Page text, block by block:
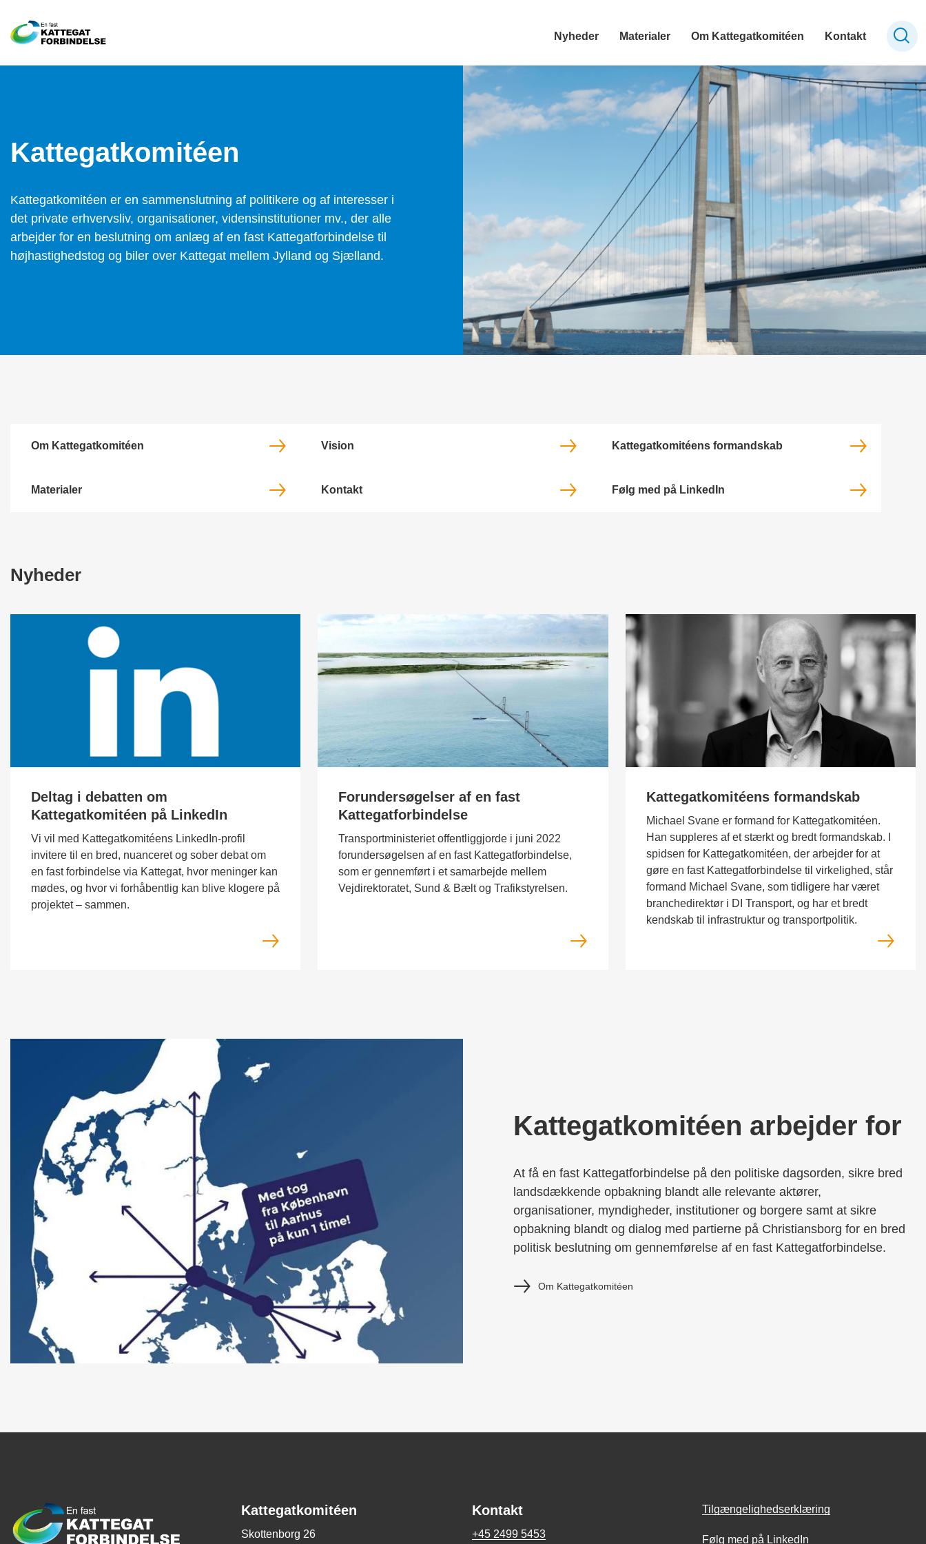
Nyheder Materialer Om Kattegatkomitéen Kontakt
Kattegatkomitéen
Kattegatkomitéen er en sammenslutning af politikere og af interesser i
det private erhvervsliv, organisationer, vidensinstitutioner mv., der alle
arbejder for en beslutning om anlæg af en fast Kattegatforbindelse til
højhastighedstog og biler over Kattegat mellem Jylland og Sjælland.
Om Kattegatkomitéen Vision Kattegatkomitéens formandskab
Materialer Kontakt Følg med på LinkedIn
Nyheder
Deltag i debatten om
Kattegatkomitéen på LinkedIn
Vi vil med Kattegatkomitéens LinkedIn-profil
invitere til en bred, nuanceret og sober debat om
en fast forbindelse via Kattegat, hvor meninger kan
mødes, og hvor vi forhåbentlig kan blive klogere på
projektet – sammen.
Forundersøgelser af en fast
Kattegatforbindelse
Transportministeriet offentliggjorde i juni 2022
forundersøgelsen af en fast Kattegatforbindelse,
som er gennemført i et samarbejde mellem
Vejdirektoratet, Sund & Bælt og Trafikstyrelsen.
Kattegatkomitéens formandskab
Michael Svane er formand for Kattegatkomitéen.
Han suppleres af et stærkt og bredt formandskab. I
spidsen for Kattegatkomitéen, der arbejder for at
gøre en fast Kattegatforbindelse til virkelighed, står
formand Michael Svane, som tidligere har været
branchedirektør i DI Transport, og har et bredt
kendskab til infrastruktur og transportpolitik.
Kattegatkomitéen arbejder for
At få en fast Kattegatforbindelse på den politiske dagsorden, sikre bred
landsdækkende opbakning blandt alle relevante aktører,
organisationer, myndigheder, institutioner og borgere samt at sikre
opbakning blandt og dialog med partierne på Christiansborg for en bred
politisk beslutning om gennemførelse af en fast Kattegatforbindelse.
Om Kattegatkomitéen
Kattegatkomitéen
Skottenborg 26
Kontakt
+45 2499 5453
Tilgængelighedserklæring
Følg med på LinkedIn